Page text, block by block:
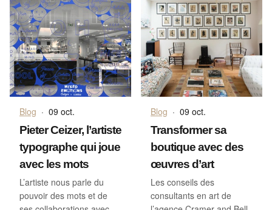
Blog · 09 oct.
Pieter Ceizer, l’artiste
typographe qui joue
avec les mots
L’artiste nous parle du
pouvoir des mots et de
Blog · 09 oct.
Transformer sa
boutique avec des
œuvres d’art
Les conseils des
consultants en art de